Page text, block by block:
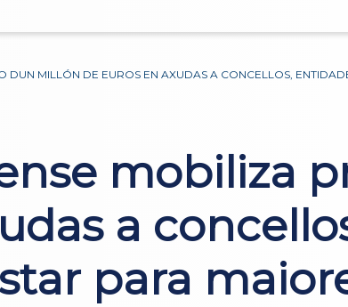
MILLÓN DE EUROS EN AXUDAS A CONCELLOS,
mobiliza
a
para